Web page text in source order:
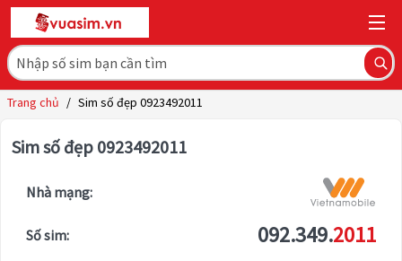
Trang chủ / Sim số đẹp 0923492011
Sim số đẹp 0923492011
Nhà mạng:
Số sim: 092.349.2011